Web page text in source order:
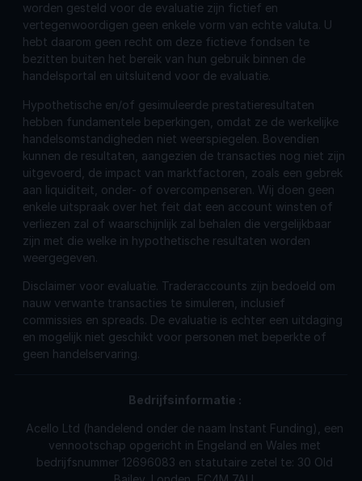
worden gesteld voor de evaluatie zijn fictief en
vertegenwoordigen geen enkele vorm van echte valuta. U
hebt daarom geen recht om deze fictieve fondsen te
bezitten buiten het bereik van hun gebruik binnen de
handelsportal en uitsluitend voor de evaluatie.
Hypothetische en/of gesimuleerde prestatieresultaten
hebben fundamentele beperkingen, omdat ze de werkelijke
handelsomstandigheden niet weerspiegelen. Bovendien
kunnen de resultaten, aangezien de transacties nog niet zijn
uitgevoerd, de impact van marktfactoren, zoals een gebrek
aan liquiditeit, onder- of overcompenseren. Wij doen geen
enkele uitspraak over het feit dat een account winsten of
verliezen zal of waarschijnlijk zal behalen die vergelijkbaar
zijn met die welke in hypothetische resultaten worden
weergegeven.
Disclaimer voor evaluatie. Traderaccounts zijn bedoeld om
nauw verwante transacties te simuleren, inclusief
commissies en spreads. De evaluatie is echter een uitdaging
en mogelijk niet geschikt voor personen met beperkte of
geen handelservaring.
Bedrijfsinformatie :
Acello Ltd (handelend onder de naam Instant Funding), een
vennootschap opgericht in Engeland en Wales met
bedrijfsnummer 12696083 en statutaire zetel te: 30 Old